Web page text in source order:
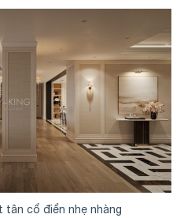
tân cổ điển nhẹ nhàng